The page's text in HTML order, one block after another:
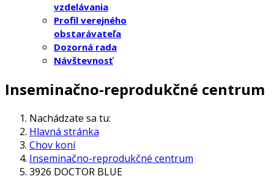
vzdelávania
Profil verejného
obstarávateľa
Dozorná rada
Návštevnosť
Inseminačno-reprodukčné centrum
Nachádzate sa tu:
Hlavná stránka
Chov koní
Inseminačno-reprodukčné centrum
3926 DOCTOR BLUE